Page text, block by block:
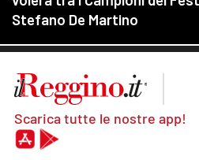
Scarica tutte le nostre app!